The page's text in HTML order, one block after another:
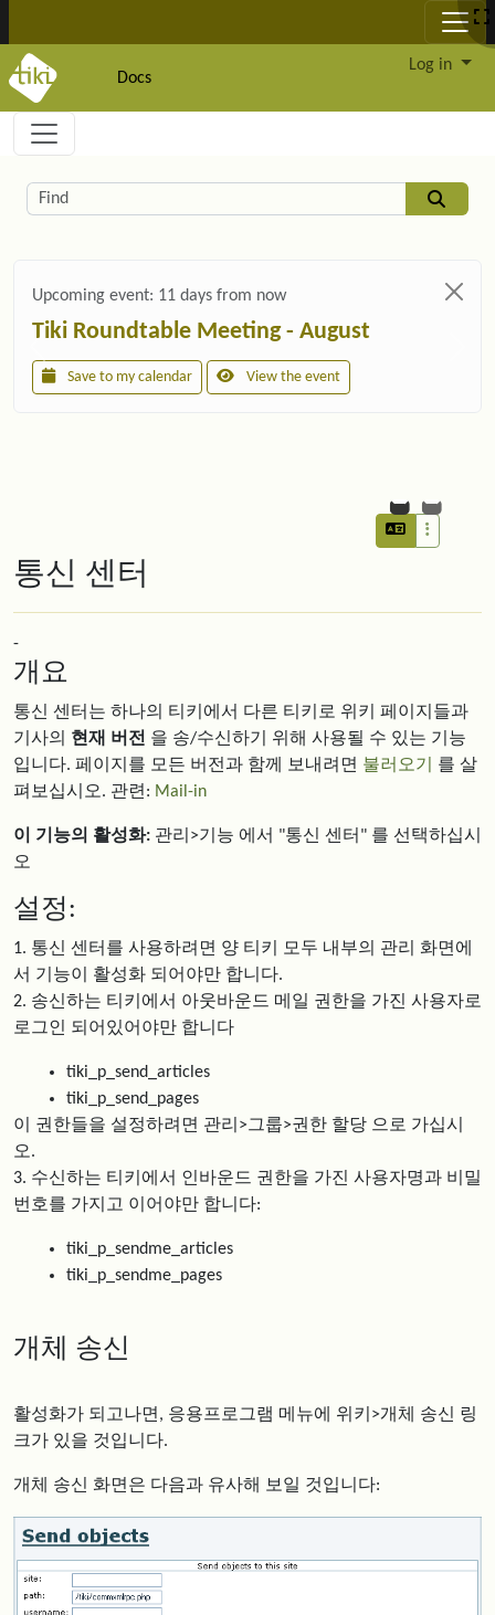
Docs
Log in
Navigation and related functionality and
Related content
Find
Upcoming event: 11 days from now
Tiki Roundtable Meeting - August
Save to my calendar View the event
통신 센터
-
개요
통신 센터는 하나의 티키에서 다른 티키로 위키 페이지들과
기사의 현재 버전 을 송/수신하기 위해 사용될 수 있는 기능
입니다. 페이지를 모든 버전과 함께 보내려면 불러오기
를 살
펴보십시오. 관련: Mail-in
이 기능의 활성화: 관리>기능 에서 "통신 센터" 를 선택하십시
오
설정:
1. 통신 센터를 사용하려면 양 티키 모두 내부의 관리 화면에
서 기능이 활성화 되어야만 합니다.
2. 송신하는 티키에서 아웃바운드 메일 권한을 가진 사용자로
로그인 되어있어야만 합니다
tiki_p_send_articles
tiki_p_send_pages
이 권한들을 설정하려면 관리>그룹>권한 할당 으로 가십시
오.
3. 수신하는 티키에서 인바운드 권한을 가진 사용자명과 비밀
번호를 가지고 이어야만 합니다:
tiki_p_sendme_articles
tiki_p_sendme_pages
개체 송신
활성화가 되고나면, 응용프로그램 메뉴에 위키>개체 송신 링
크가 있을 것입니다.
개체 송신 화면은 다음과 유사해 보일 것입니다: